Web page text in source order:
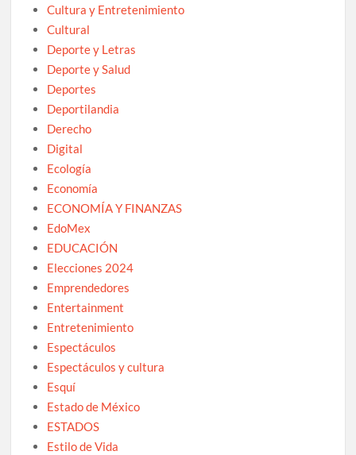
Cultura y Entretenimiento
Cultural
Deporte y Letras
Deporte y Salud
Deportes
Deportilandia
Derecho
Digital
Ecología
Economía
ECONOMÍA Y FINANZAS
EdoMex
EDUCACIÓN
Elecciones 2024
Emprendedores
Entertainment
Entretenimiento
Espectáculos
Espectáculos y cultura
Esquí
Estado de México
ESTADOS
Estilo de Vida